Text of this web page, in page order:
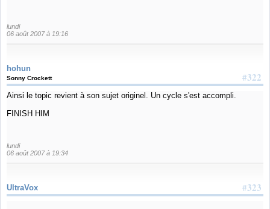
lundi
06 août 2007 à 19:16
hohun
#322
Sonny Crockett
Ainsi le topic revient à son sujet originel. Un cycle s'est accompli.
FINISH HIM
lundi
06 août 2007 à 19:34
#323
UltraVox